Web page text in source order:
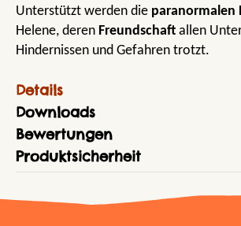
Unterstützt werden die paranormalen
Helene, deren Freundschaft allen
Hindernissen und Gefahren trotzt.
Details
Downloads
Bewertungen
Produktsicherheit